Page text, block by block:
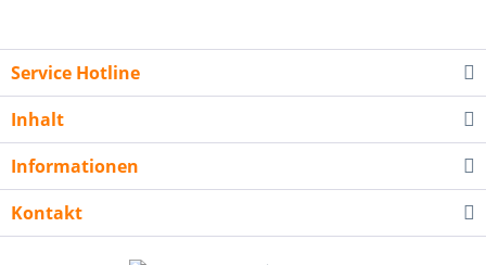
Service Hotline
Inhalt
Informationen
Kontakt